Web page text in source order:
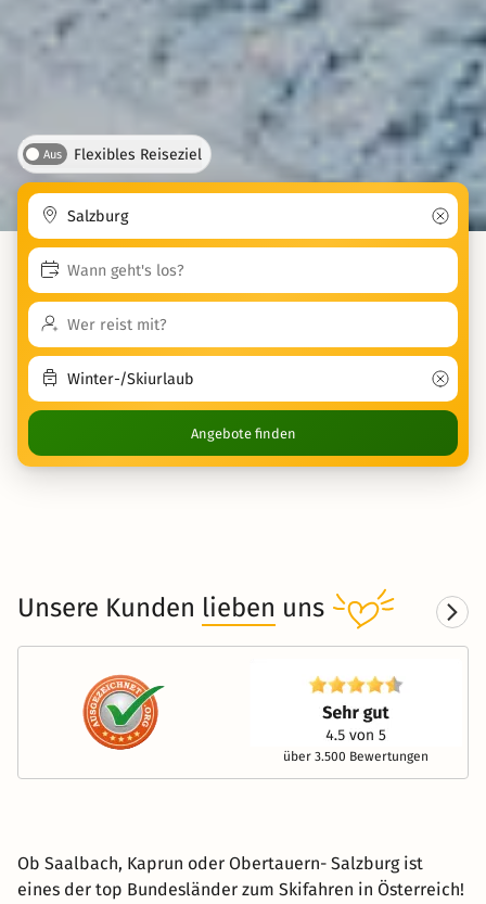
Aus Flexibles Reiseziel
Angebote finden
Unsere Kunden lieben uns
über 3.500 Bewertungen
Ob Saalbach, Kaprun oder Obertauern- Salzburg ist
eines der top Bundesländer zum Skifahren in Österreich!